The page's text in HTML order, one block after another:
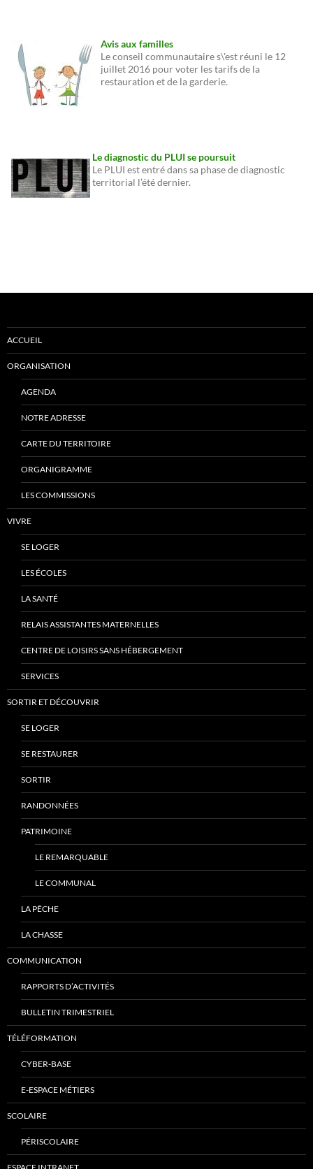
Avis aux familles
Le conseil communautaire s\'est réuni le 12
juillet 2016 pour voter les tarifs de la
restauration et de la garderie.
Le diagnostic du PLUI se poursuit
Le PLUI est entré dans sa phase de diagnostic
territorial l’été dernier.
ACCUEIL
ORGANISATION
AGENDA
NOTRE ADRESSE
CARTE DU TERRITOIRE
ORGANIGRAMME
LES COMMISSIONS
VIVRE
SE LOGER
LES ÉCOLES
LA SANTÉ
RELAIS ASSISTANTES MATERNELLES
CENTRE DE LOISIRS SANS HÉBERGEMENT
SERVICES
SORTIR ET DÉCOUVRIR
SE LOGER
SE RESTAURER
SORTIR
RANDONNÉES
PATRIMOINE
LE REMARQUABLE
LE COMMUNAL
LA PÊCHE
LA CHASSE
COMMUNICATION
RAPPORTS D’ACTIVITÉS
BULLETIN TRIMESTRIEL
TÉLÉFORMATION
CYBER-BASE
E-ESPACE MÉTIERS
SCOLAIRE
PÉRISCOLAIRE